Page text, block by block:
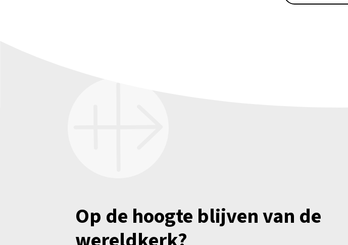
Op de hoogte blijven van de